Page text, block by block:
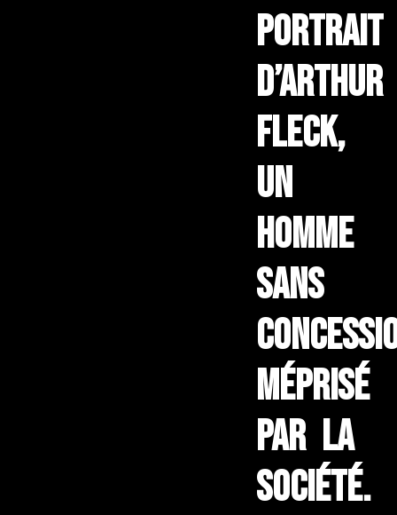
portrait
d’Arthur
Fleck,
un
homme
sans
méprisé
par la
société.